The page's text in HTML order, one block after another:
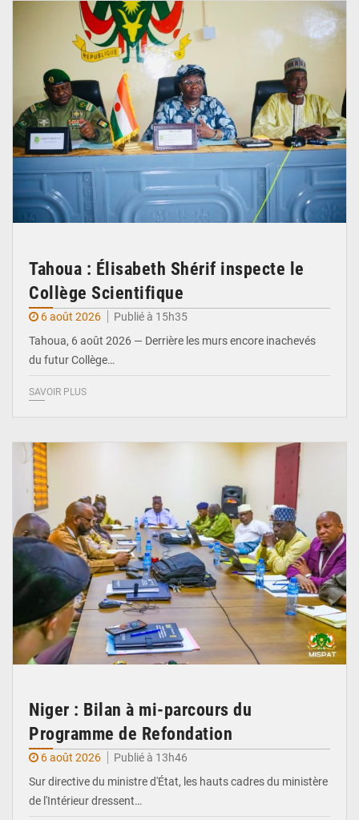
Tahoua : Élisabeth Shérif inspecte le
Collège Scientifique
6 août 2026
Publié à 15h35
Tahoua, 6 août 2026 — Derrière les murs encore inachevés
du futur Collège…
SAVOIR PLUS
Niger : Bilan à mi-parcours du
Programme de Refondation
6 août 2026
Publié à 13h46
Sur directive du ministre d'État, les hauts cadres du ministère
de l'Intérieur dressent…